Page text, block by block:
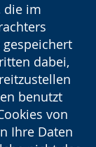
die im
dabei,
benutzt
von
Ihre Daten